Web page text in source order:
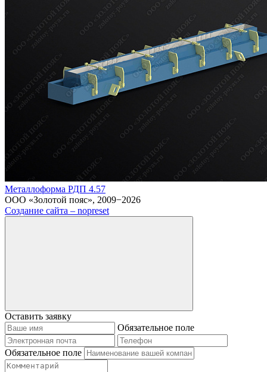
Металлоформа РДП 4.57
ООО «Золотой пояс», 2009−2026
Создание сайта – nopreset
Оставить заявку
Обязательное поле
Обязательное поле